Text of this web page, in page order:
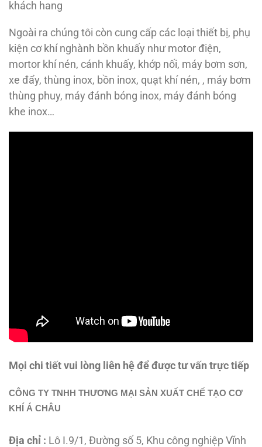
khách hang
Ngoài ra chúng tôi còn cung cấp các loại thiết bị, phụ
kiện cơ khí nghành bồn khuấy như motor điện,
mortor khí nén, cánh khuấy, khớp nối, máy bơm sơn,
xe đẩy, thùng inox, bồn inox, quạt khí nén, , máy bơm
thùng phuy, máy đánh bóng inox, máy đánh bóng
khe inox…
Mọi chi tiết vui lòng liên hệ để được tư vấn trực tiếp
CÔNG TY TNHH THƯƠNG MẠI SẢN XUẤT CHẾ TẠO CƠ
KHÍ Á CHÂU
Địa chỉ : Lô I.9/1, Đường số 5, Khu công nghiệp Vĩnh